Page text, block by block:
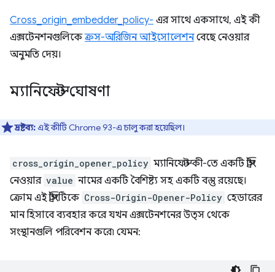
Cross_origin_embedder_policy- এর সাথে একসাথে, এই কী
এক্সটেনশনগুলিকেক্রস-অরিজিন আইসোলেশনবেছে নেওয়ার
অনুমতি দেয়।
ম্যানিফেস্ট ঘোষণা
দ্রষ্টব্য:এই কীটি Chrome 93-এ ​​চালু করা হয়েছিল।
cross_origin_opener_policy ম্যানিফেস্ট কী-তে একটি স্ট্রিং
নেওয়ার value নামের একটি বৈশিষ্ট্য সহ একটি বস্তু রয়েছে।
ক্রোম এই স্ট্রিংটিকে Cross-Origin-Opener-Policy হেডারের
মান হিসাবে ব্যবহার করে যখন এক্সটেনশনের উত্স থেকে
সংস্থানগুলি পরিবেশন করে৷ যেমন: